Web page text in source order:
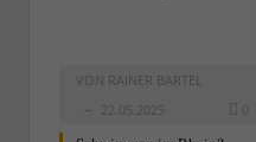
VON RAINER BARTEL
22.05.2025
0